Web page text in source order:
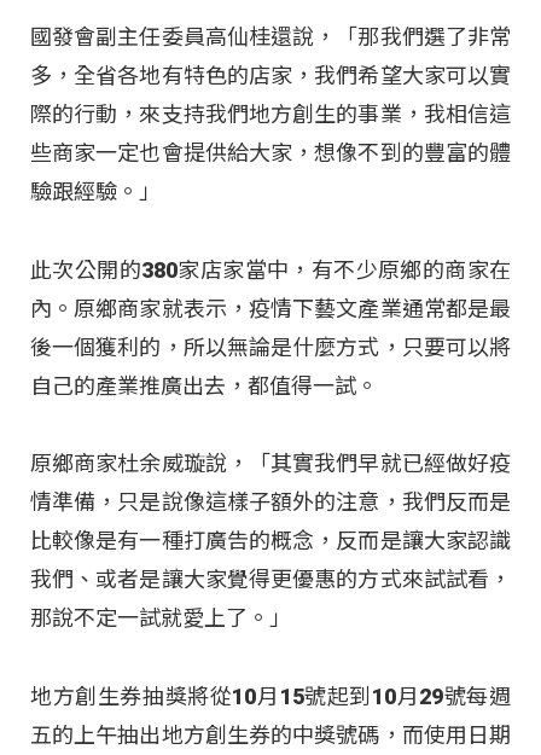
國發會副主任委員高仙桂還說，「那我們選了非常
多，全省各地有特色的店家，我們希望大家可以實
際的行動，來支持我們地方創生的事業，我相信這
些商家一定也會提供給大家，想像不到的豐富的體
驗跟經驗。」
此次公開的380家店家當中，有不少原鄉的商家在
內。原鄉商家就表示，疫情下藝文產業通常都是最
後一個獲利的，所以無論是什麼方式，只要可以將
自己的產業推廣出去，都值得一試。
原鄉商家杜余威璇說，「其實我們早就已經做好疫
情準備，只是說像這樣子額外的注意，我們反而是
比較像是有一種打廣告的概念，反而是讓大家認識
我們、或者是讓大家覺得更優惠的方式來試試看，
那說不定一試就愛上了。」
地方創生券抽獎將從10月15號起到10月29號每週
五的上午抽出地方創生券的中獎號碼，而使用日期